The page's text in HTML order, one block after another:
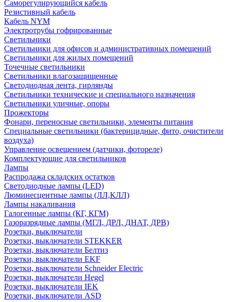
Саморегулирующийся кабель
Резистивный кабель
Кабель NYM
Электротрубы гофрированные
Светильники
Светильники для офисов и административных помещений
Светильники для жилых помещений
Точечные светильники
Светильники влагозащищенные
Светодиодная лента, гирлянды
Светильники технические и специального назначения
Светильники уличные, опоры
Прожекторы
Фонари, переносные светильники, элементы питания
Специальные светильники (бактерицидные, фито, очистители
воздуха)
Управление освещением (датчики, фотореле)
Комплектующие для светильников
Лампы
Распродажа складских остатков
Светодиодные лампы (LED)
Люминесцентные лампы (ЛЛ,КЛЛ)
Лампы накаливания
Галогенные лампы (КГ, КГМ)
Газоразрядные лампы (МГЛ, ДРЛ, ДНАТ, ДРВ)
Розетки, выключатели
Розетки, выключатели STEKKER
Розетки, выключатели Белтиз
Розетки, выключатели EKF
Розетки, выключатели Schneider Electric
Розетки, выключатели Hegel
Розетки, выключатели IEK
Розетки, выключатели ASD